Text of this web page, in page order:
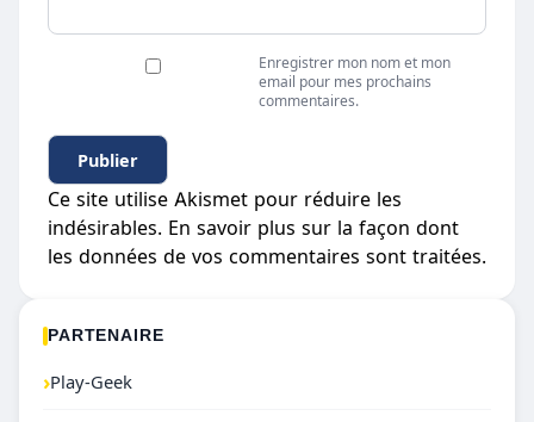
Enregistrer mon nom et mon
email pour mes prochains
commentaires.
Ce site utilise Akismet pour réduire les
indésirables. En savoir plus sur la façon dont
les données de vos commentaires sont traitées.
PARTENAIRE
›Play-Geek